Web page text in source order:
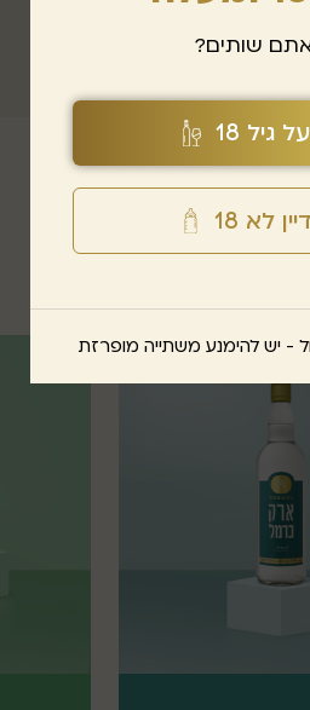
שותים?
גיל 18
לא 18
- יש להימנע משתייה מופרזת